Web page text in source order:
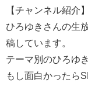
【チャンネル紹介】
ひろゆきさんの生
稿しています。
テーマ別のひろゆ
もし面白かったら